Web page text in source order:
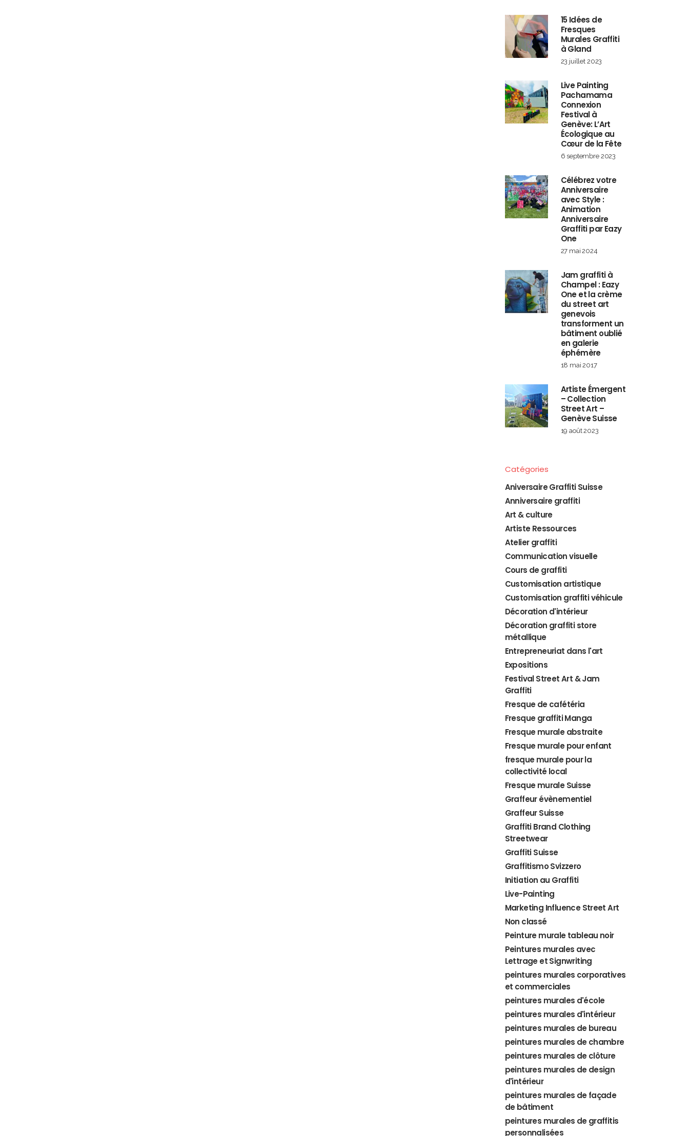
15 Idées de
Fresques
Murales Graffiti
à Gland
23 juillet 2023
Live Painting
Pachamama
Connexion
Festival à
Genève: L’Art
Écologique au
Cœur de la Fête
6 septembre 2023
Célébrez votre
Anniversaire
avec Style :
Animation
Anniversaire
Graffiti par Eazy
One
27 mai 2024
Jam graffiti à
Champel : Eazy
One et la crème
du street art
genevois
transforment un
bâtiment oublié
en galerie
éphémère
18 mai 2017
Artiste Émergent
– Collection
Street Art –
Genève Suisse
19 août 2023
Catégories
Aniversaire Graffiti Suisse
Anniversaire graffiti
Art & culture
Artiste Ressources
Atelier graffiti
Communication visuelle
Cours de graffiti
Customisation artistique
Customisation graffiti véhicule
Décoration d'intérieur
Décoration graffiti store
métallique
Entrepreneuriat dans l'art
Expositions
Festival Street Art & Jam
Graffiti
Fresque de cafétéria
Fresque graffiti Manga
Fresque murale abstraite
Fresque murale pour enfant
fresque murale pour la
collectivité local
Fresque murale Suisse
Graffeur évènementiel
Graffeur Suisse
Graffiti Brand Clothing
Streetwear
Graffiti Suisse
Graffitismo Svizzero
Initiation au Graffiti
Live-Painting
Marketing Influence Street Art
Non classé
Peinture murale tableau noir
Peintures murales avec
Lettrage et Signwriting
peintures murales corporatives
et commerciales
peintures murales d'école
peintures murales d'intérieur
peintures murales de bureau
peintures murales de chambre
peintures murales de clôture
peintures murales de design
d'intérieur
peintures murales de façade
de bâtiment
peintures murales de graffitis
personnalisées